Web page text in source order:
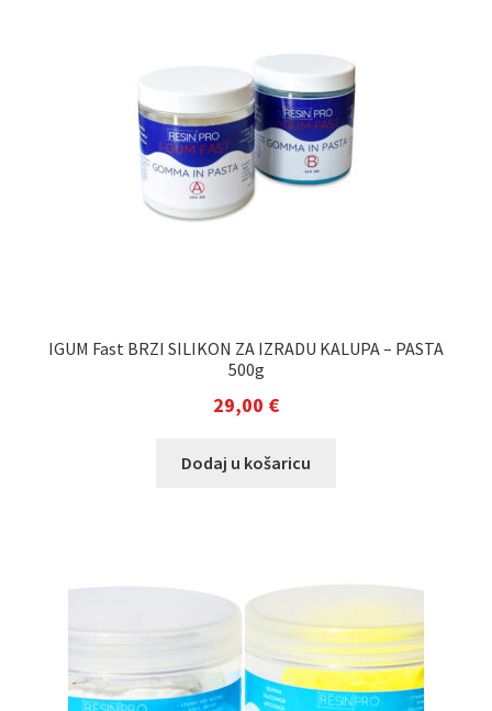
IGUM Fast BRZI SILIKON ZA IZRADU KALUPA – PASTA
500g
29,00 €
Dodaj u košaricu